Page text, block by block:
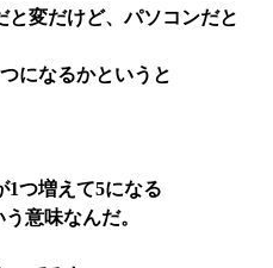
と変だけど、パソコンだと
になるかというと
1つ増えて5になる
意味なんだ。